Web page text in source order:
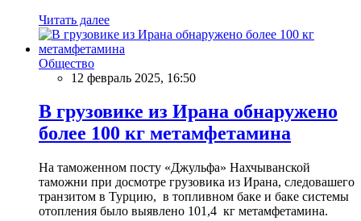
Читать далее
Общество
12 февраль 2025, 16:50
В грузовике из Ирана обнаружено
более 100 кг метамфетамина
На таможенном посту «Джульфа» Нахчыванской
таможни при досмотре грузовика из Ирана, следовашего
транзитом в Турцию, в топливном баке и баке системы
отопления было выявлено 101,4 кг метамфетамина.